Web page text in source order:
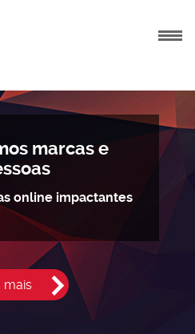
INÍCIO
marcas e
online impactantes
mais